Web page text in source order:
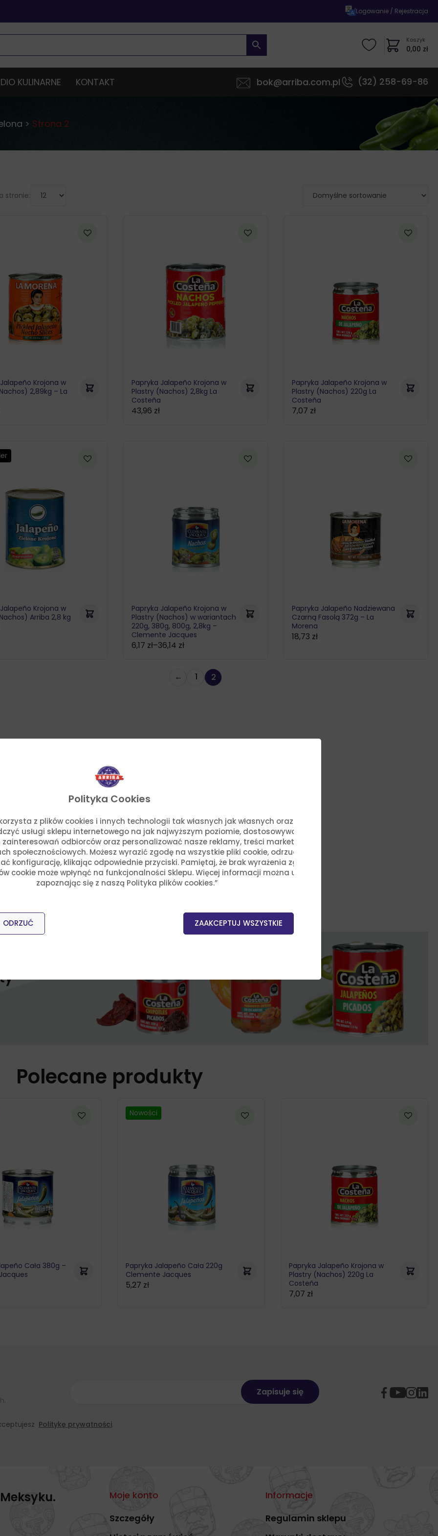
Polityka Cookies
z plików cookies i innych technologii tak własnych jak własnych oraz stron
usługi sklepu internetowego na jak najwyższym poziomie, dostosowywać treści
odbiorców oraz personalizować nasze reklamy, treści marketingowe i
społecznościowych. Możesz wyrazić zgodę na wszystkie pliki cookie, odrzucić je lub
konfigurację, klikając odpowiednie przyciski. Pamiętaj, że brak wyrażenia zgody na
cookie może wpłynąć na funkcjonalności Sklepu. Więcej informacji można uzyskać,
zapoznając się z naszą Polityka plików cookies.”
ZAAKCEPTUJ WSZYSTKIE
ODRZUĆ
|Logowanie / Rejestracja
Koszyk
0,00 zł
KULINARNE KONTAKT bok@arriba.com.pl (32) 258-69-86
> Strona 2
stronie:
Krojona w
2,89kg – La
Papryka Jalapeño Krojona w
Plastry (Nachos) 2,8kg La
Costeña
43,96 zł
Papryka Jalapeño Krojona w
Plastry (Nachos) 220g La
Costeña
7,07 zł
Krojona w
Arriba 2,8 kg
Papryka Jalapeño Krojona w
Plastry (Nachos) w wariantach
220g, 380g, 800g, 2,8kg –
Clemente Jacques
6,17 zł–36,14 zł
Zakres
Papryka Jalapeño Nadziewana
Czarną Fasolą 372g – La
Morena
18,73 zł
← 1 2
Polecane produkty
Cała 380g –
Nowości
Papryka Jalapeño Cała 220g
Clemente Jacques
5,27 zł
Papryka Jalapeño Krojona w
Plastry (Nachos) 220g La
Costeña
7,07 zł
Politykę prywatności.
Moje konto
Szczegóły
Informacje
Regulamin sklepu